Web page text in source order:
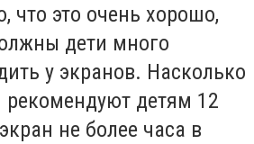
что это очень хорошо,
дети много
у экранов. Насколько
детям 12
не более часа в